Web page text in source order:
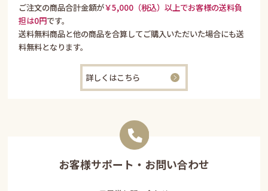
ご注文の商品合計金額が￥5,000（税込）以上でお客様の送料負
担は0円です。
送料無料商品と他の商品を合算してご購入いただいた場合にも送
料無料となります。
詳しくはこちら
お客様サポート・お問い合わせ